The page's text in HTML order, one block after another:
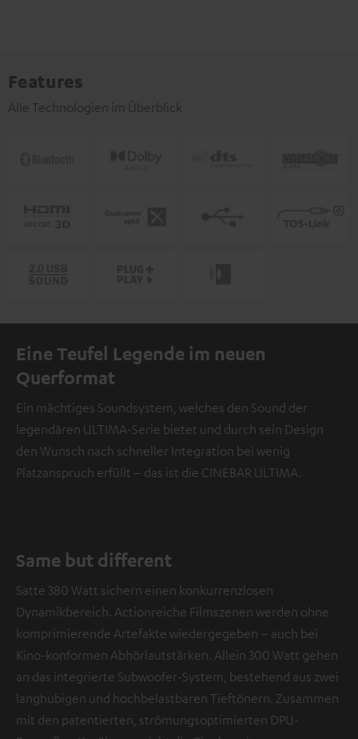
Features
Alle Technologien im Überblick
Eine Teufel Legende im neuen
Querformat
Ein mächtiges Soundsystem, welches den Sound der
legendären ULTIMA-Serie bietet und durch sein Design
den Wunsch nach schneller Integration bei wenig
Platzanspruch erfüllt – das ist die CINEBAR ULTIMA.
Same but different
Satte 380 Watt sichern einen konkurrenzlosen
Dynamikbereich. Actionreiche Filmszenen werden ohne
komprimierende Artefakte wiedergegeben – auch bei
Kino-konformen Abhörlautstärken. Allein 300 Watt gehen
an das integrierte Subwoofer-System, bestehend aus zwei
langhubigen und hochbelastbaren Tieftönern. Zusammen
mit den patentierten, strömungsoptimierten DPU-